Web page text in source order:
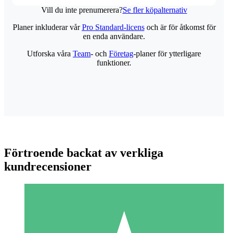
Vill du inte prenumerera?Se fler köpalternativ
Planer inkluderar vårPro Standard-licensoch är för åtkomst för
en enda användare.
Utforska våra Team- och Företag-planer för ytterligare
funktioner.
Förtroende backat av verkliga
kundrecensioner